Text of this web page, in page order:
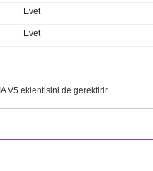
Evet
Evet
V5 eklentisini de gerektirir.